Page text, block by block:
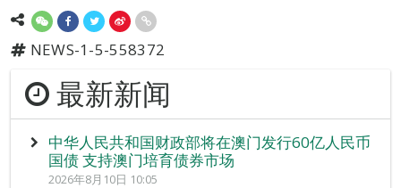
NEWS-1-5-558372
最新新闻
中华人民共和国财政部将在澳门发行60亿人民币
国债 支持澳门培育债券市场
2026年8月10日 10:05